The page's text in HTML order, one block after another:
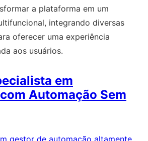
a plataforma em um
integrando diversas
oferecer uma experiência
aos usuários.
em
Automação Sem
gestor de automação altamente